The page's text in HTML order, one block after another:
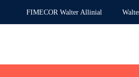
FIMECOR Walter Allinial